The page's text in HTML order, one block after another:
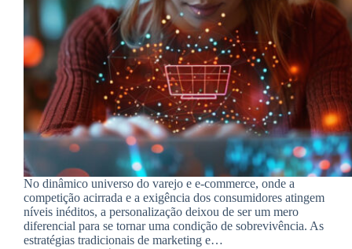
No dinâmico universo do varejo e e-commerce, onde a
competição acirrada e a exigência dos consumidores atingem
níveis inéditos, a personalização deixou de ser um mero
diferencial para se tornar uma condição de sobrevivência. As
estratégias tradicionais de marketing e…